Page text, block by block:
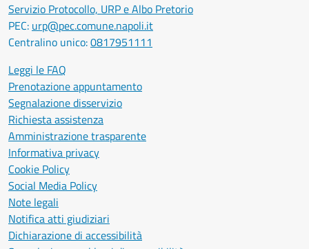
Servizio Protocollo, URP e Albo Pretorio
PEC: urp@pec.comune.napoli.it
Centralino unico:0817951111
Leggi le FAQ
Prenotazione appuntamento
Segnalazione disservizio
Richiesta assistenza
Amministrazione trasparente
Informativa privacy
Cookie Policy
Social Media Policy
Note legali
Notifica atti giudiziari
Dichiarazione di accessibilità